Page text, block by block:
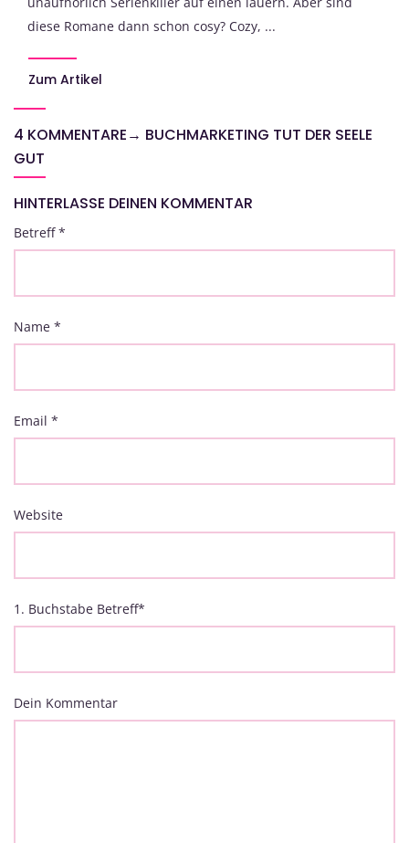
diese Romane dann schon cosy? Cozy, ...
Zum Artikel
4 KOMMENTARE→ BUCHMARKETING TUT DER SEELE
GUT
HINTERLASSE DEINEN KOMMENTAR
Betreff*
Name *
Email *
Website
1. Buchstabe Betreff*
Dein Kommentar